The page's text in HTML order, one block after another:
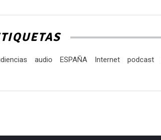
audio ESPAÑA Internet podcast